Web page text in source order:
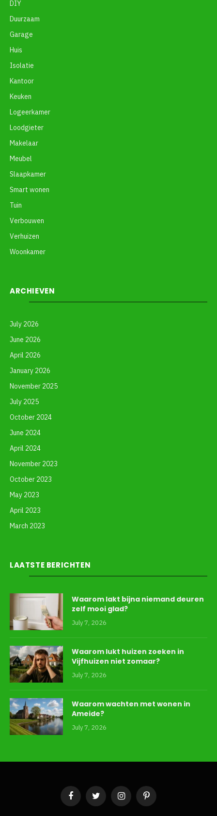
DIY
Duurzaam
Garage
Huis
Isolatie
Kantoor
Keuken
Logeerkamer
Loodgieter
Makelaar
Meubel
Slaapkamer
Smart wonen
Tuin
Verbouwen
Verhuizen
Woonkamer
ARCHIEVEN
July 2026
June 2026
April 2026
January 2026
November 2025
July 2025
October 2024
June 2024
April 2024
November 2023
October 2023
May 2023
April 2023
March 2023
LAATSTE BERICHTEN
Waarom lakt bijna niemand deuren
zelf mooi glad?
July 7, 2026
Waarom lukt huizen zoeken in
Vijfhuizen niet zomaar?
July 7, 2026
Waarom wachten met wonen in
Ameide?
July 7, 2026
FacebookTwitter InstagramPinterest